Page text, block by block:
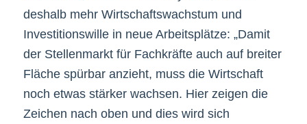
deshalb mehr Wirtschaftswachstum und
Investitionswille in neue Arbeitsplätze: „Damit
der Stellenmarkt für Fachkräfte auch auf breiter
Fläche spürbar anzieht, muss die Wirtschaft
noch etwas stärker wachsen. Hier zeigen die
Zeichen nach oben und dies wird sich